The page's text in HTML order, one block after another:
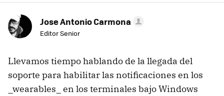
Jose Antonio Carmona
Editor Senior
Llevamos tiempo hablando de la llegada del
soporte para habilitar las notificaciones en los
_wearables_ en los terminales bajo Windows